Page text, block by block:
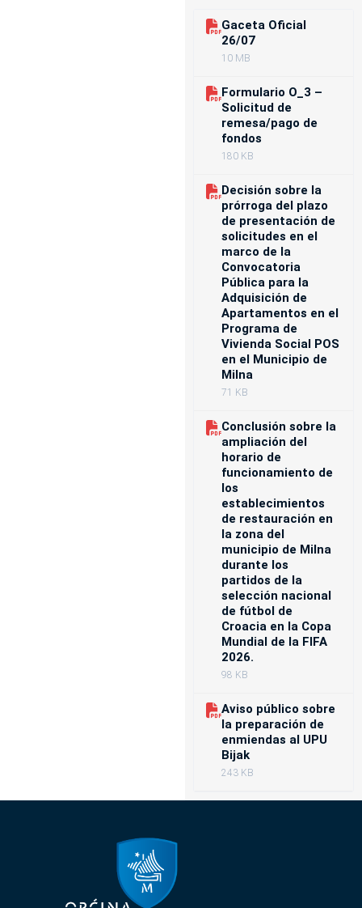
Gaceta Oficial
26/07
10 MB
Formulario O_3 –
Solicitud de
remesa/pago de
fondos
180 KB
Decisión sobre la
prórroga del plazo
de presentación de
solicitudes en el
marco de la
Convocatoria
Pública para la
Adquisición de
Apartamentos en el
Programa de
Vivienda Social POS
en el Municipio de
Milna
71 KB
Conclusión sobre la
ampliación del
horario de
funcionamiento de
los
establecimientos
de restauración en
la zona del
municipio de Milna
durante los
partidos de la
selección nacional
de fútbol de
Croacia en la Copa
Mundial de la FIFA
2026.
98 KB
Aviso público sobre
la preparación de
enmiendas al UPU
Bijak
243 KB